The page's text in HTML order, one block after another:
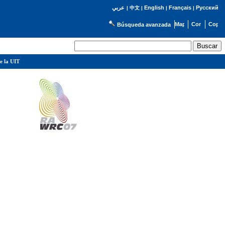
عربي | 中文| English | Français| Русский
Búsqueda avanzada
la UIT